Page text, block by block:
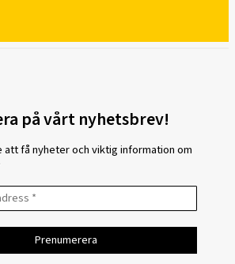
på vårt nyhetsbrev!
att få nyheter och viktig information om